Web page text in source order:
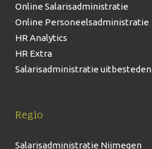
Online Salarisadministratie
Online Personeelsadministratie
HR Analytics
HR Extra
Salarisadministratie uitbesteden
Regio
Salarisadministratie Nijmegen